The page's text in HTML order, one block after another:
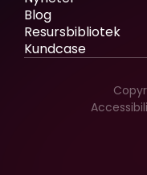
Blog
Resursbibliotek
Kundcase